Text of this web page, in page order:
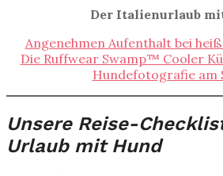
Der Italienurlaub
Angenehmen Aufenthalt bei
Die Ruffwear Swamp™ Cooler
Hundefotografie am
Unsere Reise-
Urlaub mit Hund